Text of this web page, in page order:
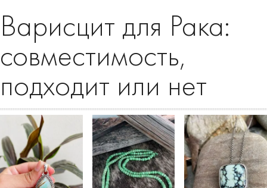
Варисцит для Рака:
совместимость,
подходит или нет